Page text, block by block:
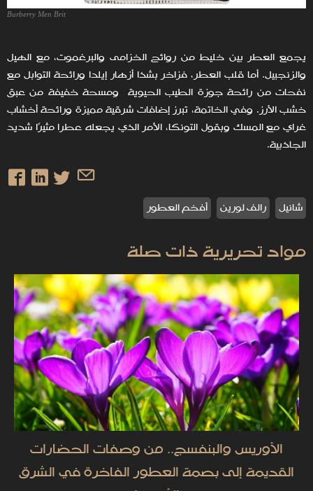
Burberry Men Brit
يجمع العطر بين خليط من روائح الخزامى والبرغموت، مع الهيل
والزنجبيل. أما قلب العطر، فزاخر بشذا أزهار إيلدا ورائحة التوابل مع
نفحات من رائحة جوزة الطيب الحيوية ومسحة خفيفة من عبق
خشب الأرز. وفي الخاتمة، تبرز إضافات شرقية مميزة ورائحة أخشاب
غراي مع المسك وبقول التونكا، الأمر الذي يجعله عطرا مثيرًا شديد
الجاذبية.
شانيل رالف لورين أفخم العطور
مواد تحريرية ذات صلة
الأوريس والبنفسج.. من وصفات الحضارات
القديمة إلى بصمة العطور الفاخرة في الشرق